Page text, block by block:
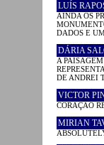
LUÍS
AINDA OS
DADOS E
DÁRIA
A
DE ANDREI
VICTOR
CORAÇÃO
MIRIAN